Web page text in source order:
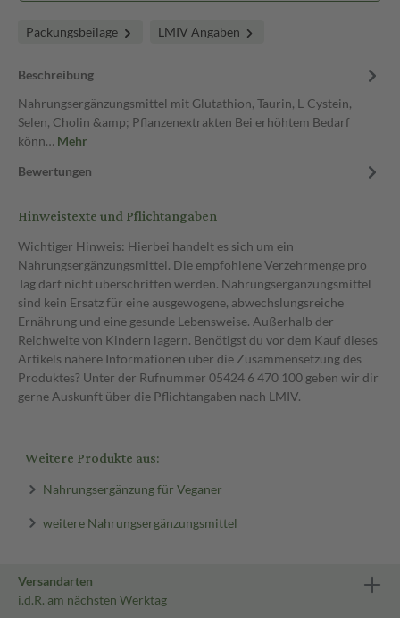
Packungsbeilage LMIV Angaben
Beschreibung
Nahrungsergänzungsmittel mit Glutathion, Taurin, L-Cystein,
Selen, Cholin &amp; Pflanzenextrakten Bei erhöhtem Bedarf
könn… Mehr
Bewertungen
Hinweistexte und Pflichtangaben
Wichtiger Hinweis: Hierbei handelt es sich um ein
Nahrungsergänzungsmittel. Die empfohlene Verzehrmenge pro
Tag darf nicht überschritten werden. Nahrungsergänzungsmittel
sind kein Ersatz für eine ausgewogene, abwechslungsreiche
Ernährung und eine gesunde Lebensweise. Außerhalb der
Reichweite von Kindern lagern. Benötigst du vor dem Kauf dieses
Artikels nähere Informationen über die Zusammensetzung des
Produktes? Unter der Rufnummer 05424 6 470 100 geben wir dir
gerne Auskunft über die Pflichtangaben nach LMIV.
Weitere Produkte aus:
Nahrungsergänzung für Veganer
weitere Nahrungsergänzungsmittel
Versandarten
i.d.R. am nächsten Werktag